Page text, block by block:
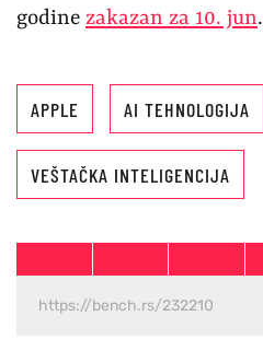
godine zakazan za 10. jun.
APPLE AI TEHNOLOGIJA
VEŠTAČKA INTELIGENCIJA